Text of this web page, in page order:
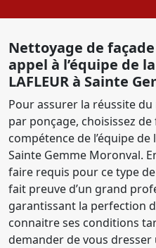
Nettoyage de
appel à l’équipe de
LAFLEUR à Sainte
Pour assurer la réussite
par ponçage, choisissez
compétence de l’équipe de
Sainte Gemme Moronval.
faire requis pour ce type
fait preuve d’un grand
garantissant la perfection
connaitre ses conditions
demander de vous dresser